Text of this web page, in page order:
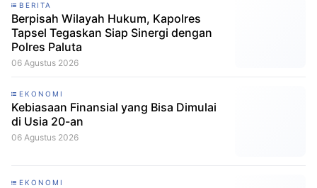
BERITA
Berpisah Wilayah Hukum, Kapolres
Tapsel Tegaskan Siap Sinergi dengan
Polres Paluta
06 Agustus 2026
EKONOMI
Kebiasaan Finansial yang Bisa Dimulai
di Usia 20-an
06 Agustus 2026
EKONOMI